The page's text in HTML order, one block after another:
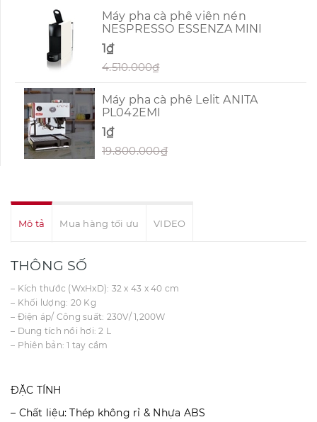
Máy pha cà phê viên nén
NESPRESSO ESSENZA MINI
1₫
4.510.000₫
Máy pha cà phê Lelit ANITA
PL042EMI
1₫
19.800.000₫
Mô tả Mua hàng tối ưu VIDEO
THÔNG SỐ
– Kích thước (WxHxD): 32 x 43 x 40 cm
– Khối lượng: 20 Kg
– Điện áp/ Công suất: 230V/ 1,200W
– Dung tích nồi hơi: 2 L
– Phiên bản: 1 tay cầm
ĐẶC TÍNH
– Chất liệu: Thép không rỉ & Nhựa ABS